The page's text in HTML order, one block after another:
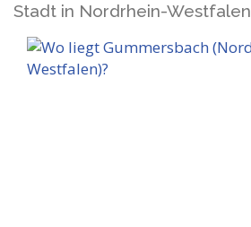
Stadt in Nordrhein-Westfalen